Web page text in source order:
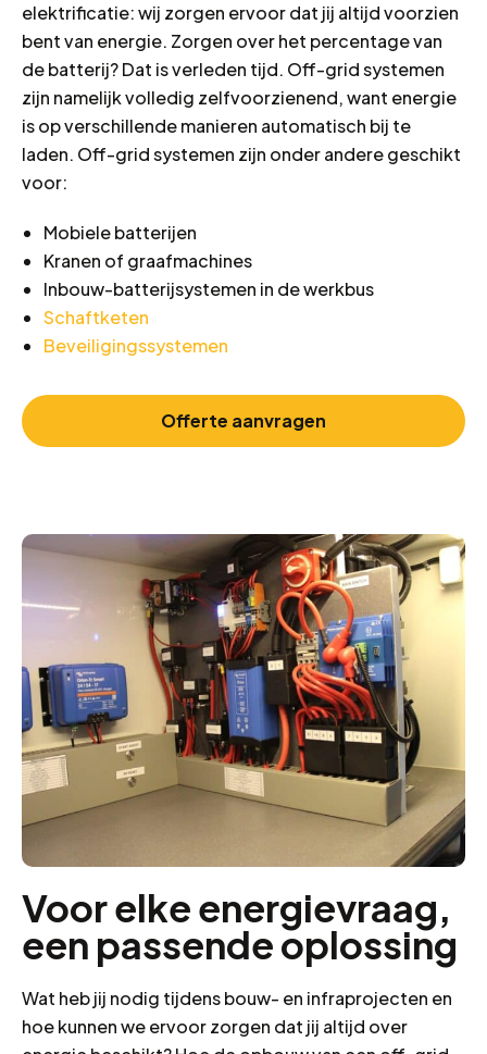
elektrificatie: wij zorgen ervoor dat jij altijd voorzien
bent van energie. Zorgen over het percentage van
de batterij? Dat is verleden tijd. Off-grid systemen
zijn namelijk volledig zelfvoorzienend, want energie
is op verschillende manieren automatisch bij te
laden. Off-grid systemen zijn onder andere geschikt
voor:
Mobiele batterijen
Kranen of graafmachines
Inbouw-batterijsystemen in de werkbus
Schaftketen
Beveiligingssystemen
Offerte aanvragen
Voor elke energievraag,
een passende oplossing
Wat heb jij nodig tijdens bouw- en infraprojecten en
hoe kunnen we ervoor zorgen dat jij altijd over